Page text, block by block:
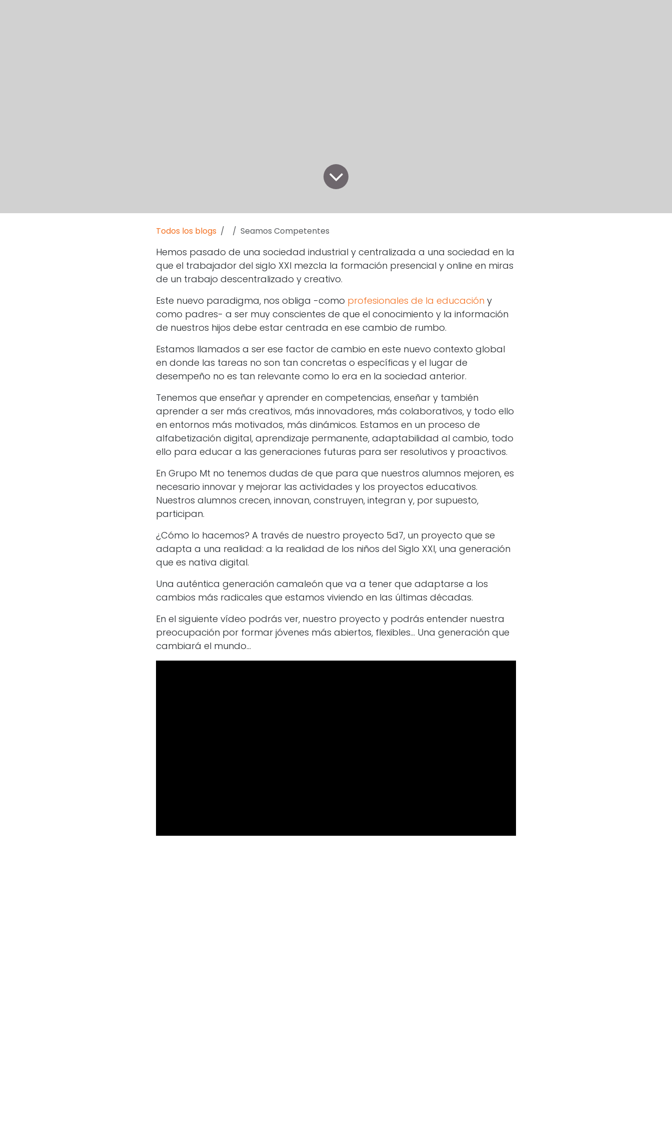
Todos los blogs Seamos Competentes
Hemos pasado de una sociedad industrial y centralizada a una sociedad en la
que el trabajador del siglo XXI mezcla la formación presencial y online en miras
de un trabajo descentralizado y creativo.
Este nuevo paradigma, nos obliga -como profesionales de la educación y
como padres- a ser muy conscientes de que el conocimiento y la información
de nuestros hijos debe estar centrada en ese cambio de rumbo.
Estamos llamados a ser ese factor de cambio en este nuevo contexto global
en donde las tareas no son tan concretas o específicas y el lugar de
desempeño no es tan relevante como lo era en la sociedad anterior.
Tenemos que enseñar y aprender en competencias, enseñar y también
aprender a ser más creativos, más innovadores, más colaborativos, y todo ello
en entornos más motivados, más dinámicos. Estamos en un proceso de
alfabetización digital, aprendizaje permanente, adaptabilidad al cambio, todo
ello para educar a las generaciones futuras para ser resolutivos y proactivos.
En Grupo Mt no tenemos dudas de que para que nuestros alumnos mejoren, es
necesario innovar y mejorar las actividades y los proyectos educativos.
Nuestros alumnos crecen, innovan, construyen, integran y, por supuesto,
participan.
¿Cómo lo hacemos? A través de nuestro proyecto 5d7, un proyecto que se
adapta a una realidad: a la realidad de los niños del Siglo XXI, una generación
que es nativa digital.
Una auténtica generación camaleón que va a tener que adaptarse a los
cambios más radicales que estamos viviendo en las últimas décadas.
En el siguiente vídeo podrás ver, nuestro proyecto y podrás entender nuestra
preocupación por formar jóvenes más abiertos, flexibles... Una generación que
cambiará el mundo…